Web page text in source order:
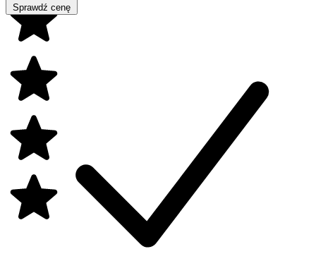
Sprawdź cenę